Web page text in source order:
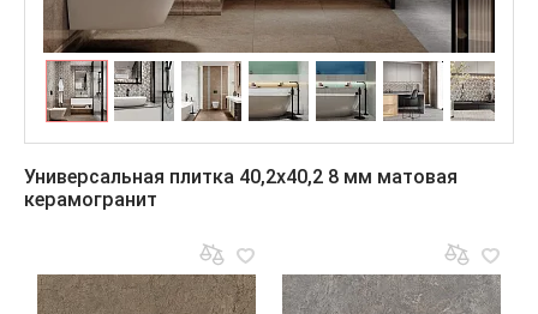
Универсальная плитка 40,2x40,2 8 мм матовая
керамогранит